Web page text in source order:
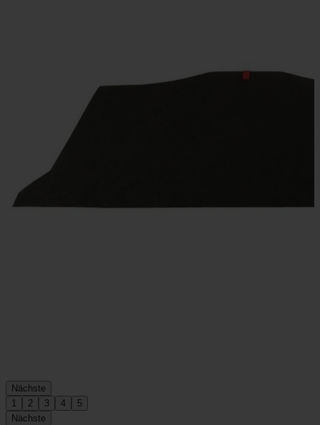
Nächste
1
2 3 4
5
Nächste